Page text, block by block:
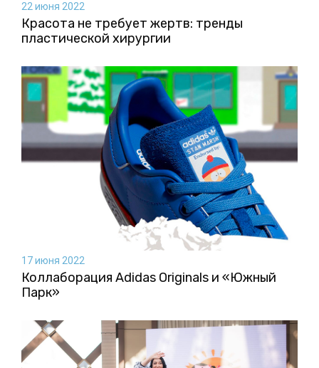
22 июня 2022
Красота не требует жертв: тренды
пластической хирургии
17 июня 2022
Коллаборация Аdidas Originals и «Южный
Парк»